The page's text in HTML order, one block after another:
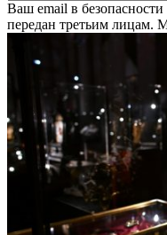
Ваш email в
передан третьим лицам.